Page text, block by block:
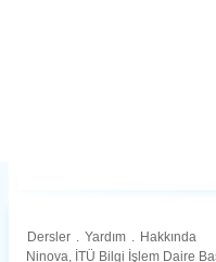
Dersler . Yardım . Hakkında
Ninova, İTÜ Bilgi İşlem Daire